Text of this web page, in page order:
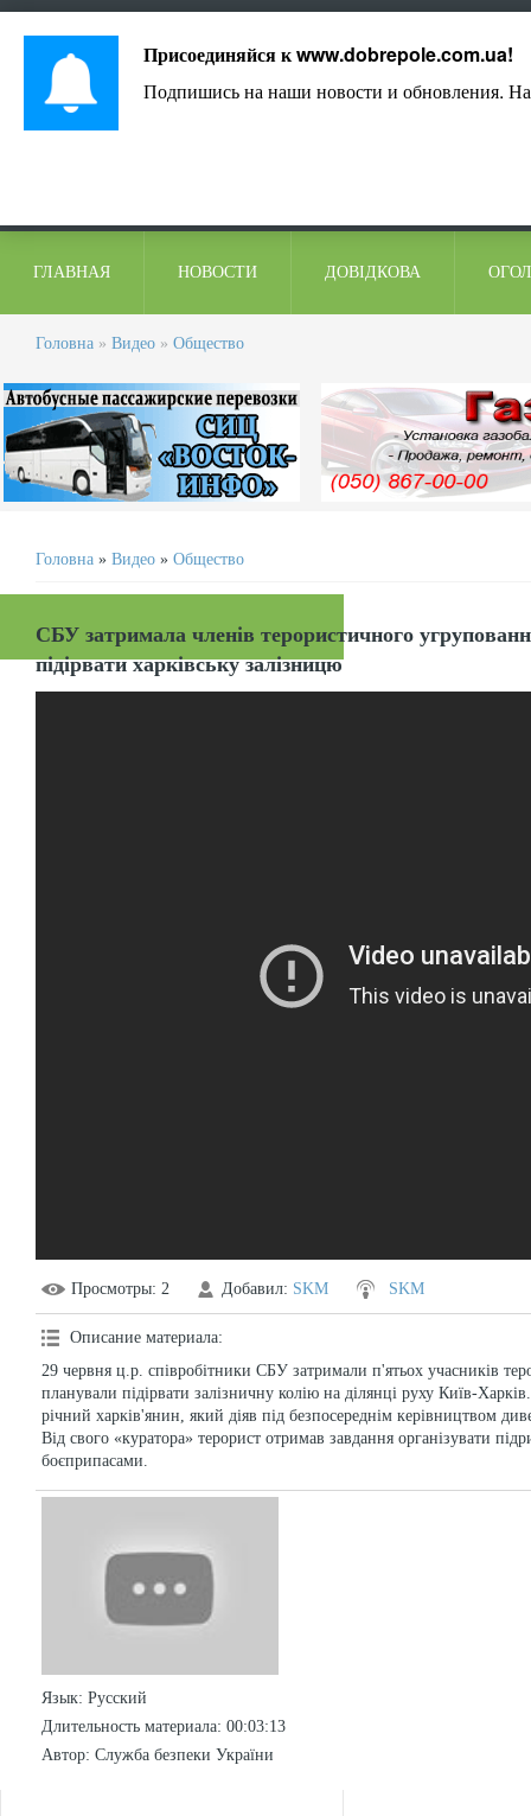
ГЛАВНАЯ НОВОСТИ ДОВІДКОВА
Головна » Видео » Общество
Головна » Видео » Общество
СБУ затримала членів терористичного
підірвати харківську залізницю
Просмотры: 2 Добавил: SKM SKM
Описание материала:
29 червня ц.р. співробітники СБУ затримали п'ятьох учасників
планували підірвати залізничну колію на ділянці руху Київ-
річний харків'янин, який діяв під безпосереднім керівництвом
Від свого «куратора» терорист отримав завдання організувати
боєприпасами.
Язык: Русский
Длительность материала: 00:03:13
Автор: Служба безпеки України
Присоединяйся кwww.dobrepole.com.ua!
Подпишись на наши новости и обновления.